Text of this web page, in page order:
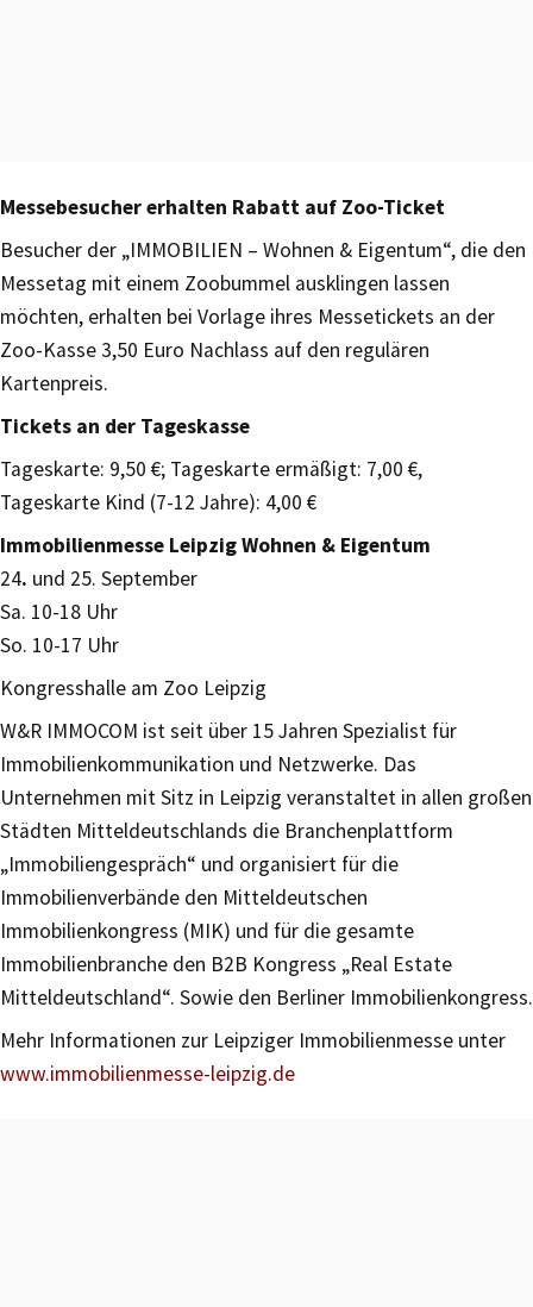
Messebesucher erhalten Rabatt auf Zoo-Ticket
Besucher der „IMMOBILIEN – Wohnen & Eigentum“, die den
Messetag mit einem Zoobummel ausklingen lassen
möchten, erhalten bei Vorlage ihres Messetickets an der
Zoo-Kasse 3,50 Euro Nachlass auf den regulären
Kartenpreis.
Tickets an der Tageskasse
Tageskarte: 9,50 €; Tageskarte ermäßigt: 7,00 €,
Tageskarte Kind (7-12 Jahre): 4,00 €
Immobilienmesse Leipzig Wohnen & Eigentum
24. und 25. September
Sa. 10-18 Uhr
So. 10-17 Uhr
Kongresshalle am Zoo Leipzig
W&R IMMOCOM ist seit über 15 Jahren Spezialist für
Immobilienkommunikation und Netzwerke. Das
Unternehmen mit Sitz in Leipzig veranstaltet in allen großen
Städten Mitteldeutschlands die Branchenplattform
„Immobiliengespräch“ und organisiert für die
Immobilienverbände den Mitteldeutschen
Immobilienkongress (MIK) und für die gesamte
Immobilienbranche den B2B Kongress „Real Estate
Mitteldeutschland“. Sowie den Berliner Immobilienkongress.
Mehr Informationen zur Leipziger Immobilienmesse unter
www.immobilienmesse-leipzig.de